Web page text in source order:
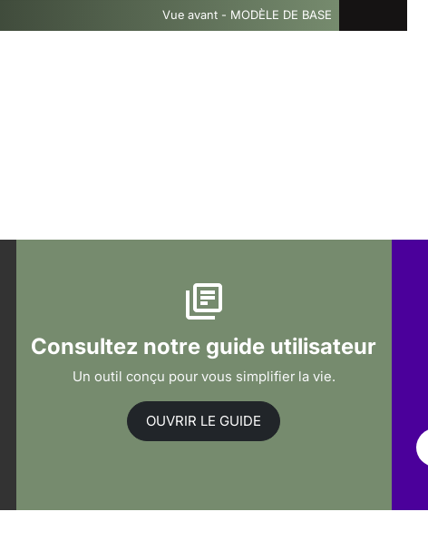
Vue avant - MODÈLE DE BASE
Consultez notre guide utilisateur
Un outil conçu pour vous simplifier la vie.
OUVRIR LE GUIDE